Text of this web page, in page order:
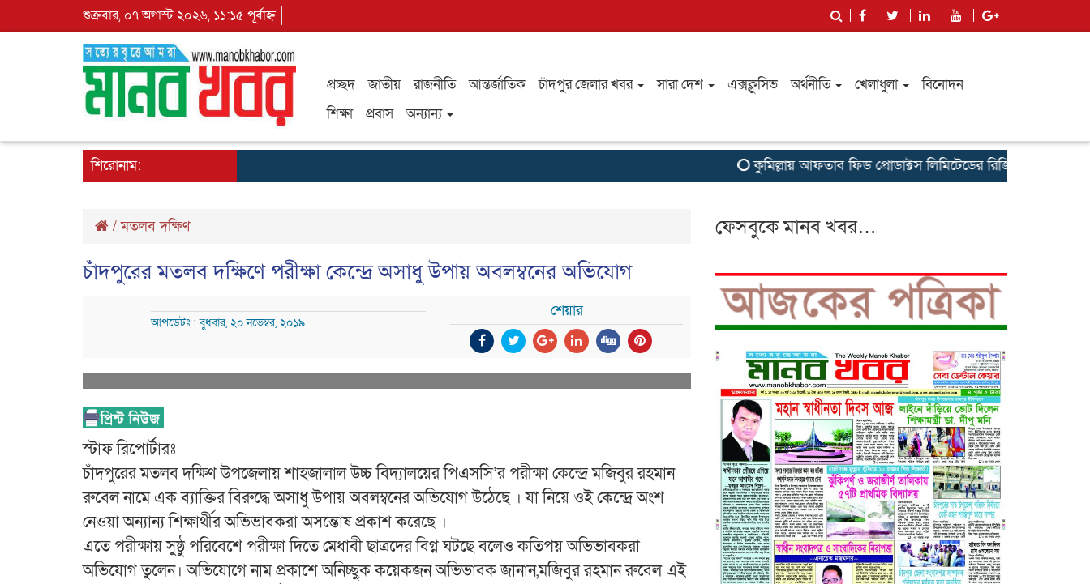
শুক্রবার, ০৭ অগাস্ট ২০২৬, ১১:১৫ পূর্বাহ্ন
প্রচ্ছদ জাতীয় রাজনীতি আন্তর্জাতিক চাঁদপুর জেলার খবর সারা দেশ এক্সক্লুসিভ অর্থনীতি খেলাধুলা
বিনোদন
শিক্ষা
প্রবাস অন্যান্য
শিরোনাম: কুমিল্লায় আফতাব ফিড প্রোডাক্টস লিমিটেডের রিজিওনাল মিট অনুষ্ঠিত
/মতলব দক্ষিণ
চাঁদপুরের মতলব দক্ষিণে পরীক্ষা কেন্দ্রে অসাধু উপায় অবলম্বনের অভিযোগ
আপডেটঃ : বুধবার, ২০ নভেম্বর, ২০১৯
শেয়ার
স্টাফ রিপোর্টারঃ
চাঁদপুরের মতলব দক্ষিণ উপজেলায় শাহজালাল উচ্চ বিদ্যালয়ের পিএসসি’র পরীক্ষা কেন্দ্রে মজিবুর রহমান
রুবেল নামে এক ব্যাক্তির বিরুদ্ধে অসাধু উপায় অবলম্বনের অভিযোগ উঠেছে । যা নিয়ে ওই কেন্দ্রে অংশ
নেওয়া অন্যান্য শিক্ষার্থীর অভিভাবকরা অসন্তোষ প্রকাশ করেছে ।
এতে পরীক্ষায় সুষ্ঠু পরিবেশে পরীক্ষা দিতে মেধাবী ছাত্রদের বিগ্ন ঘটছে বলেও কতিপয় অভিভাবকরা
অভিযোগ তুলেন। অভিযোগে নাম প্রকাশে অনিচ্ছুক কয়েকজন অভিভাবক জানান,মজিবুর রহমান রুবেল এই
ফেসবুকে মানব খবর…